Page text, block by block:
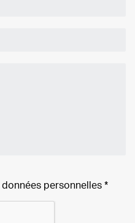
données personnelles *